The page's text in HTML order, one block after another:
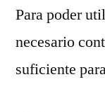
Para poder
necesario
suficiente